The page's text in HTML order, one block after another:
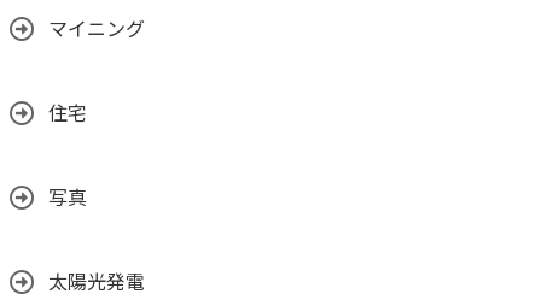
マイニング
住宅
写真
太陽光発電